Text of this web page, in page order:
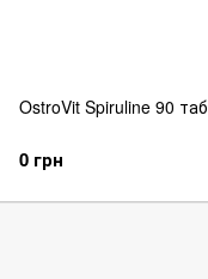
OstroVit Spiruline 90 таб
0 грн